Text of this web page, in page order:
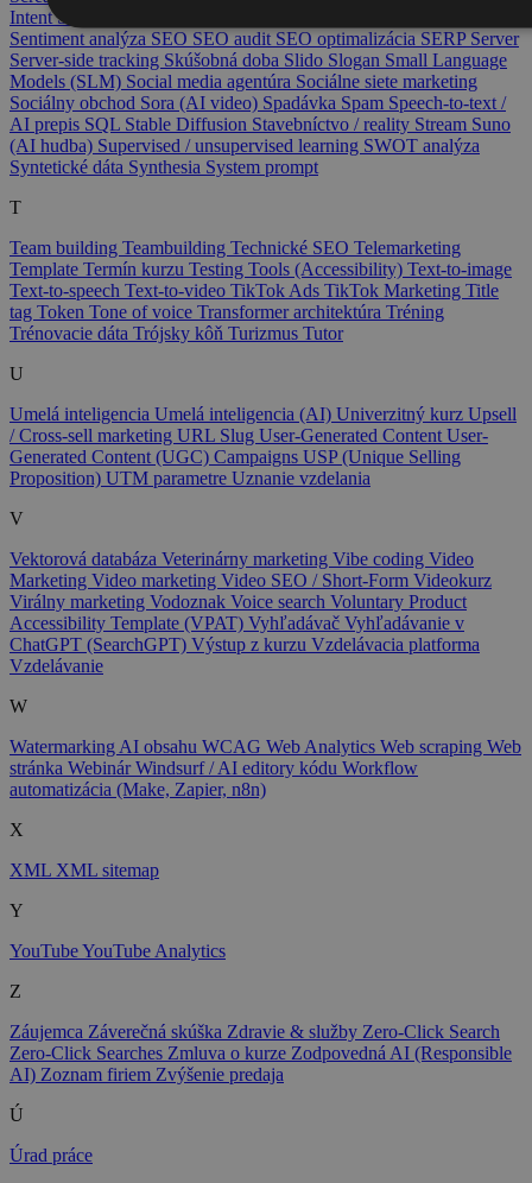
IntentSémantické SEO
Sentiment analýza SEO SEO audit SEO optimalizácia SERP Server
Server-side tracking Skúšobná doba Slido Slogan Small Language
Models (SLM) Social media agentúra Sociálne siete marketing
Sociálny obchod Sora (AI video) Spadávka Spam Speech-to-text /
AI prepis SQL Stable Diffusion Stavebníctvo / reality Stream Suno
(AI hudba) Supervised / unsupervised learning SWOT analýza
Syntetické dáta Synthesia System prompt
T
Team building Teambuilding Technické SEO Telemarketing
Template Termín kurzu Testing Tools (Accessibility) Text-to-image
Text-to-speech Text-to-video TikTok Ads TikTok Marketing Title
tag Token Tone of voice Transformer architektúra Tréning
Trénovacie dáta Trójsky kôň Turizmus Tutor
U
Umelá inteligencia Umelá inteligencia (AI) Univerzitný kurz Upsell
/ Cross-sell marketing URL Slug User-Generated Content User-
Generated Content (UGC) Campaigns USP (Unique Selling
Proposition) UTM parametre Uznanie vzdelania
V
Vektorová databáza Veterinárny marketing Vibe coding Video
Marketing Video marketing Video SEO / Short-Form Videokurz
Virálny marketing Vodoznak Voice search Voluntary Product
Accessibility Template (VPAT) Vyhľadávač Vyhľadávanie v
ChatGPT (SearchGPT) Výstup z kurzu Vzdelávacia platforma
Vzdelávanie
W
Watermarking AI obsahu WCAG Web Analytics Web scraping Web
stránka WebinárWindsurf / AI editory kódu Workflow
automatizácia (Make, Zapier, n8n)
X
XML XML sitemap
Y
YouTubeYouTube Analytics
Z
Záujemca Záverečná skúška Zdravie & služby Zero-Click Search
Zero-Click Searches Zmluva o kurze Zodpovedná AI (Responsible
AI) Zoznam firiem Zvýšenie predaja
Ú
Úrad práce